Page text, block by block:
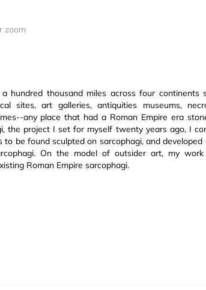
zoom
hundred thousand miles across four continents
sites, art galleries, antiquities museums,
any place that had a Roman Empire era
the project I set for myself twenty years ago, I
be found sculpted on sarcophagi, and
On the model of outsider art, my
Roman Empire sarcophagi.